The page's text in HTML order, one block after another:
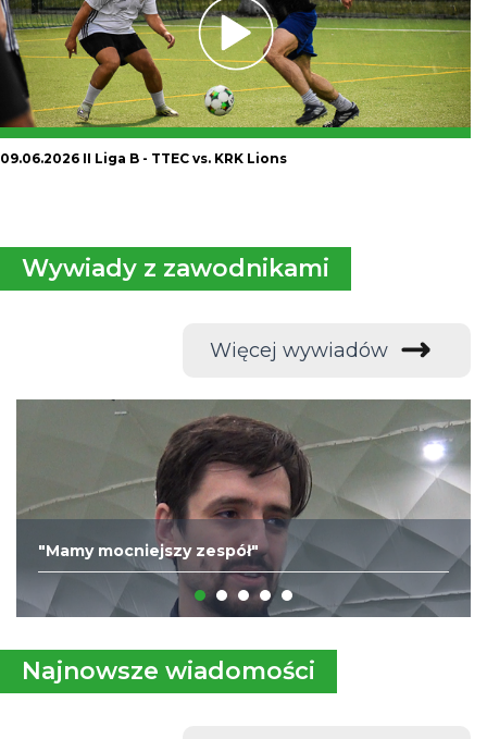
09.06.2026 II Liga B - TTEC vs. KRK Lions
Wywiady z zawodnikami
Więcej wywiadów
"Mamy mocniejszy zespół"
Najnowsze wiadomości